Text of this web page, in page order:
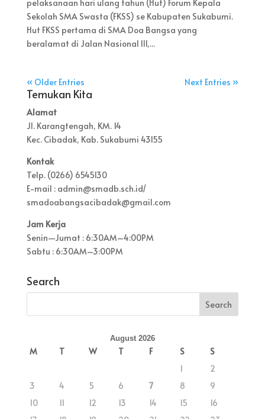
pelaksanaan hari ulang tahun (Hut) Forum Kepala
Sekolah SMA Swasta (FKSS) se Kabupaten Sukabumi.
Hut FKSS pertama di SMA Doa Bangsa yang
beralamat di Jalan Nasional III,...
« Older Entries Next Entries »
Temukan Kita
Alamat
Jl. Karangtengah, KM. 14
Kec. Cibadak, Kab. Sukabumi 43155
Kontak
Telp. (0266) 6545130
E-mail : admin@smadb.sch.id/
smadoabangsacibadak@gmail.com
Jam Kerja
Senin—Jumat : 6:30AM–4:00PM
Sabtu : 6:30AM–3:00PM
Search
August 2026
M T W T F S
S
1
2
3
4 5 6 7 8
9
10
11 12 13 14 15
16